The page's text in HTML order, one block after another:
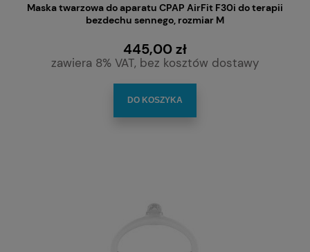
Maska twarzowa do aparatu CPAP AirFit F30i do terapii
bezdechu sennego, rozmiar M
445,00 zł
zawiera 8% VAT, bez kosztów dostawy
DO KOSZYKA